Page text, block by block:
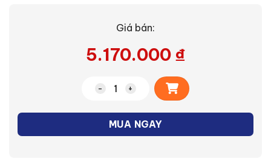
Giá bán:
5.170.000 ₫
Lò vi sóng (NN-GD37HBYUE) số lượng
MUA NGAY
Alternative: